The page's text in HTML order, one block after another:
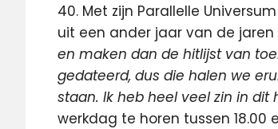
40. Met zijn Parallelle
uit een ander jaar van de jaren
en maken dan de hitlijst van
gedateerd, dus die halen we
staan. Ik heb heel veel zin in dit
werkdag te horen tussen 18.00